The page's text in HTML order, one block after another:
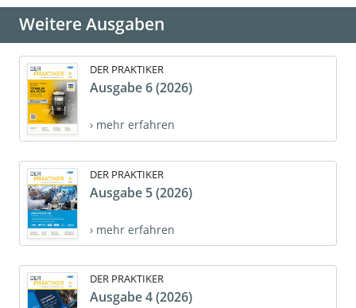
Weitere Ausgaben
DER PRAKTIKER
Ausgabe 6 (2026)
› mehr erfahren
DER PRAKTIKER
Ausgabe 5 (2026)
› mehr erfahren
DER PRAKTIKER
Ausgabe 4 (2026)